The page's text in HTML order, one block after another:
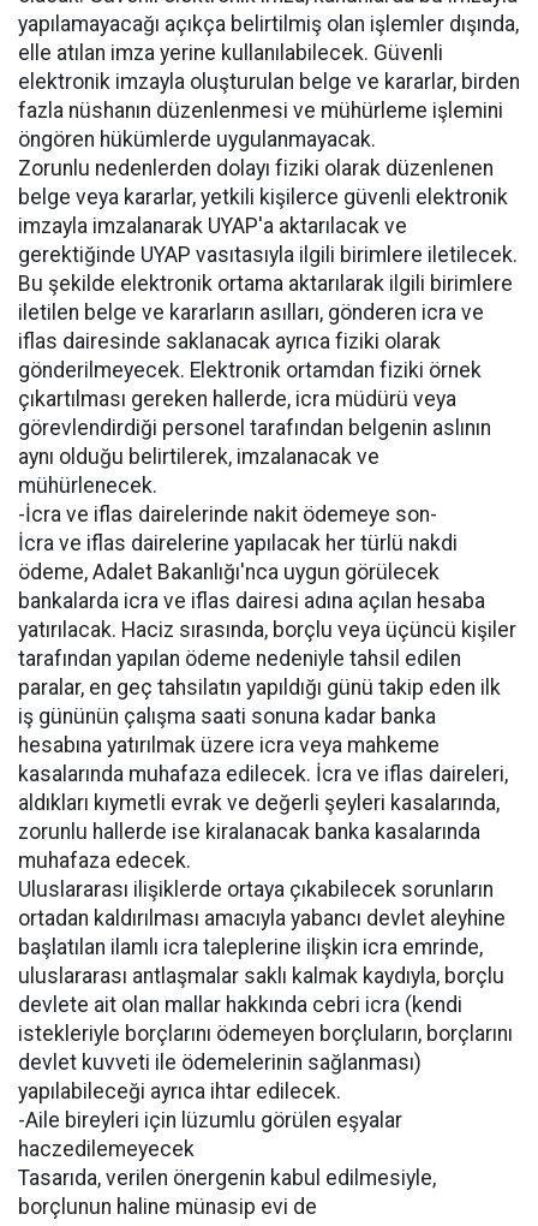
yapılamayacağı açıkça belirtilmiş olan işlemler dışında,
elle atılan imza yerine kullanılabilecek. Güvenli
elektronik imzayla oluşturulan belge ve kararlar, birden
fazla nüshanın düzenlenmesi ve mühürleme işlemini
öngören hükümlerde uygulanmayacak.
Zorunlu nedenlerden dolayı fiziki olarak düzenlenen
belge veya kararlar, yetkili kişilerce güvenli elektronik
imzayla imzalanarak UYAP'a aktarılacak ve
gerektiğinde UYAP vasıtasıyla ilgili birimlere iletilecek.
Bu şekilde elektronik ortama aktarılarak ilgili birimlere
iletilen belge ve kararların asılları, gönderen icra ve
iflas dairesinde saklanacak ayrıca fiziki olarak
gönderilmeyecek. Elektronik ortamdan fiziki örnek
çıkartılması gereken hallerde, icra müdürü veya
görevlendirdiği personel tarafından belgenin aslının
aynı olduğu belirtilerek, imzalanacak ve
mühürlenecek.
-İcra ve iflas dairelerinde nakit ödemeye son-
İcra ve iflas dairelerine yapılacak her türlü nakdi
ödeme, Adalet Bakanlığı'nca uygun görülecek
bankalarda icra ve iflas dairesi adına açılan hesaba
yatırılacak. Haciz sırasında, borçlu veya üçüncü kişiler
tarafından yapılan ödeme nedeniyle tahsil edilen
paralar, en geç tahsilatın yapıldığı günü takip eden ilk
iş gününün çalışma saati sonuna kadar banka
hesabına yatırılmak üzere icra veya mahkeme
kasalarında muhafaza edilecek. İcra ve iflas daireleri,
aldıkları kıymetli evrak ve değerli şeyleri kasalarında,
zorunlu hallerde ise kiralanacak banka kasalarında
muhafaza edecek.
Uluslararası ilişiklerde ortaya çıkabilecek sorunların
ortadan kaldırılması amacıyla yabancı devlet aleyhine
başlatılan ilamlı icra taleplerine ilişkin icra emrinde,
uluslararası antlaşmalar saklı kalmak kaydıyla, borçlu
devlete ait olan mallar hakkında cebri icra (kendi
istekleriyle borçlarını ödemeyen borçluların, borçlarını
devlet kuvveti ile ödemelerinin sağlanması)
yapılabileceği ayrıca ihtar edilecek.
-Aile bireyleri için lüzumlu görülen eşyalar
haczedilemeyecek
Tasarıda, verilen önergenin kabul edilmesiyle,
borçlunun haline münasip evi de